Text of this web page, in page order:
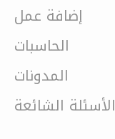
إضافة عمل
الحاسبات
المدونات
الأسئلة الشائعة